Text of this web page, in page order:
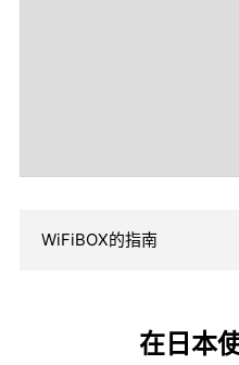
WiFiBOX的指南
在日本